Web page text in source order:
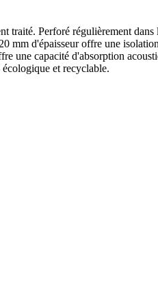
traité. Perforé régulièrement
mm d'épaisseur offre une
une capacité d'absorption
et recyclable.